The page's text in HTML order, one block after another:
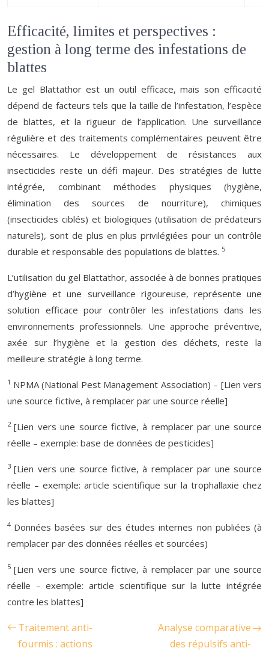
Efficacité, limites et perspectives :
gestion à long terme des infestations de
blattes
Le gel Blattathor est un outil efficace, mais son efficacité
dépend de facteurs tels que la taille de l’infestation, l’espèce
de blattes, et la rigueur de l’application. Une surveillance
régulière et des traitements complémentaires peuvent être
nécessaires. Le développement de résistances aux
insecticides reste un défi majeur. Des stratégies de lutte
intégrée, combinant méthodes physiques (hygiène,
élimination des sources de nourriture), chimiques
(insecticides ciblés) et biologiques (utilisation de prédateurs
naturels), sont de plus en plus privilégiées pour un contrôle
durable et responsable des populations de blattes. 5
L’utilisation du gel Blattathor, associée à de bonnes pratiques
d’hygiène et une surveillance rigoureuse, représente une
solution efficace pour contrôler les infestations dans les
environnements professionnels. Une approche préventive,
axée sur l’hygiène et la gestion des déchets, reste la
meilleure stratégie à long terme.
1 NPMA (National Pest Management Association) – [Lien vers
une source fictive, à remplacer par une source réelle]
2[Lien vers une source fictive, à remplacer par une source
réelle – exemple: base de données de pesticides]
3[Lien vers une source fictive, à remplacer par une source
réelle – exemple: article scientifique sur la trophallaxie chez
les blattes]
4 Données basées sur des études internes non publiées (à
remplacer par des données réelles et sourcées)
5[Lien vers une source fictive, à remplacer par une source
réelle – exemple: article scientifique sur la lutte intégrée
contre les blattes]
Traitement anti-
fourmis : actions
Analyse comparative
des répulsifs anti-